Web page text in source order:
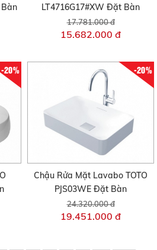
LT4716G17#XW Đặt Bàn
17.781.000 đ
15.682.000 đ
-20% -20%
Chậu Rửa Mặt Lavabo TOTO
PJS03WE Đặt Bàn
24.320.000 đ
19.451.000 đ